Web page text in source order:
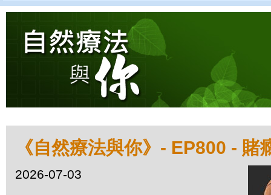
《自然療法與你》- EP800 - 賭
2026-07-03